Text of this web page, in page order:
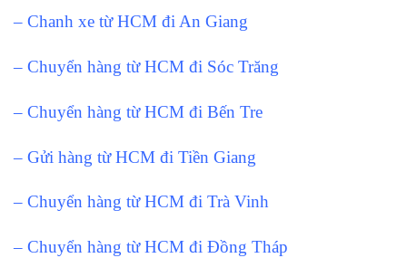
– Chanh xe từ HCM đi An Giang
– Chuyển hàng từ HCM đi Sóc Trăng
– Chuyển hàng từ HCM đi Bến Tre
– Gửi hàng từ HCM đi Tiền Giang
– Chuyển hàng từ HCM đi Trà Vinh
– Chuyển hàng từ HCM đi Đồng Tháp